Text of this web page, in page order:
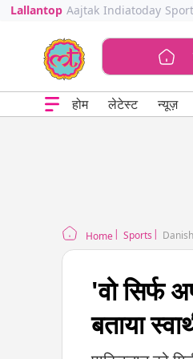
Lallantop Aajtak Indiatoday
होम लेटेस्ट न्यूज़
Home Sports
'वो सिर्फ
बताया